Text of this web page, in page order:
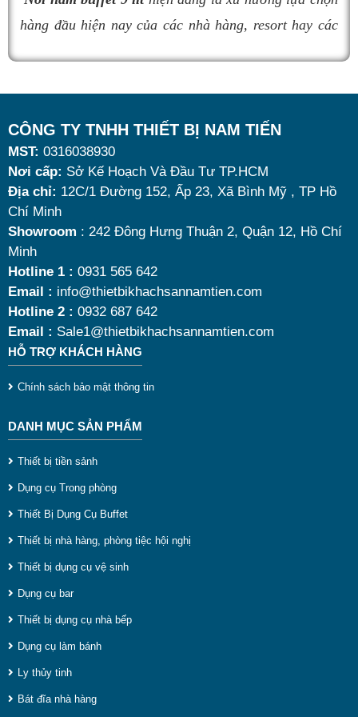
Thùng rác inox gạt tàn cho khu vực tiền sảnh
2. Thùng rác inox cho nhà bếp
Bếp là không gian nấu nướng và là nơi ăn uống chính
trong gia đình, rác thải ra ở khu vực này thường là thức
ăn hoặc những loại rác gây mùi hôi nên khi sử dụng thùng
inox lắp lật hoặc đạp chân. Chúng được thiết kế có nắp
đậy kín giúp giảm được mùi hôi cho không gian bếp của
hàng đầu hiện nay của các nhà hàng, resort hay các
Tuy nhiên, giữa hàng loạt mẫu mã trên thị trường,
đâu là loại phù hợp nhất? Nên chọn nồi hâm buffet
dùng điện hay dùng cồn? Cùng tìm hiểu những tiêu
chí quan trọng giúp bạn chọn được mẫu
nóng thức ăn 9 lítchất lượng, bền đẹp và tối ưu chi
phí nhất hiện nay.
CÔNG TY TNHH THIẾT BỊ NAM TIẾN
MST: 0316038930
Nơi cấp: Sở Kế Hoạch Và Đầu Tư TP.HCM
Địa chỉ: 12C/1 Đường 152, Ấp 23, Xã Bình Mỹ , TP Hồ
Chí Minh
Showroom : 242 Đông Hưng Thuận 2, Quận 12, Hồ Chí
Minh
Hotline 1 : 0931 565 642
Email : info@thietbikhachsannamtien.com
Hotline 2 : 0932 687 642
Email : Sale1@thietbikhachsannamtien.com
HỖ TRỢ KHÁCH HÀNG
Chính sách bảo mật thông tin
DANH MỤC SẢN PHẨM
Thiết bị tiền sảnh
Dụng cụ Trong phòng
Thiết Bị Dụng Cụ Buffet
Thiết bị nhà hàng, phòng tiệc hội nghị
Thiết bị dụng cụ vệ sinh
Dụng cụ bar
Thiết bị dụng cụ nhà bếp
Dụng cụ làm bánh
Ly thủy tinh
Bát đĩa nhà hàng